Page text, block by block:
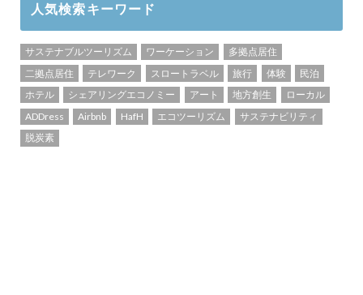
人気検索キーワード
サステナブルツーリズム ワーケーション
多拠点居住
二拠点居住
テレワーク スロートラベル 旅行 体験
民泊
ホテル
シェアリングエコノミー アート 地方創生
ローカル
ADDress
Airbnb HafH エコツーリズム
サステナビリティ
脱炭素